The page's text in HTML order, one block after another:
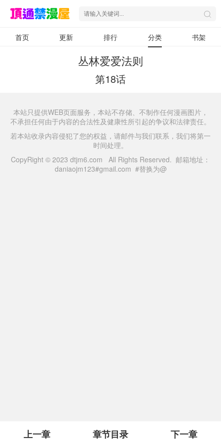
首页 更新 排行 分类 书架
丛林爱爱法则
第18话
上一章 章节目录 下一章
本站只提供WEB页面服务，本站不存储、不制作任何漫画图片，
不承担任何由于内容的合法性及健康性所引起的争议和法律责任。
若本站收录内容侵犯了您的权益，请邮件与我们联系，我们将第一
时间处理。
CopyRight © 2023 dtjm6.com All Rights Reserved. 邮箱地址：
daniaojm123#gmail.com #替换为@